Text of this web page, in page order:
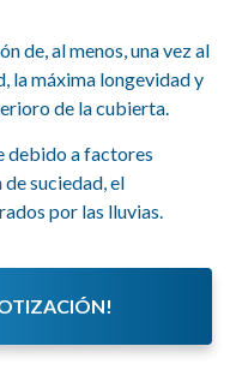
de, al menos, una vez al
la máxima longevidad y
de la cubierta.
debido a factores
suciedad, el
por las lluvias.